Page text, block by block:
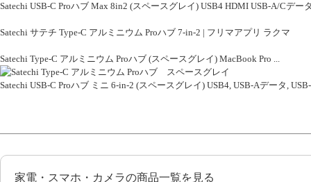
Satechi USB-C Proハブ Max 8in2 (スペースグレイ) USB4 HDMI USB-A/Cデ
Satechi サテチ Type-C アルミニウム Proハブ 7-in-2 | フリマアプリ ラクマ
Satechi Type-C アルミニウム Proハブ (スペースグレイ) MacBook Pro ...
Satechi USB-C Proハブ ミニ 6-in-2 (スペースグレイ) USB4, USB-Aデータ,
家電・スマホ・カメラの商品一覧を見る